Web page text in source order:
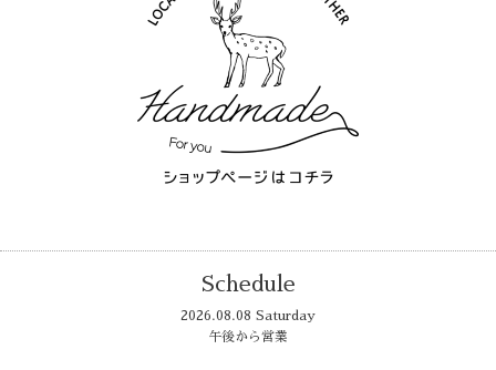
Schedule
2026.08.08 Saturday
午後から営業